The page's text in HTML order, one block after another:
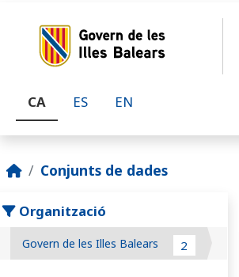
CA ES EN
Conjunts de dades
Organització
Govern de les Illes Balears 2